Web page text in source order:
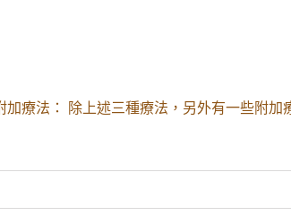
加療法： 除上述三種療法，另外有一些附